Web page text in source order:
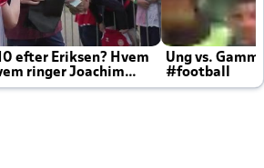
efter Eriksen? Hvem
ringer Joachim
Ung vs.
#football